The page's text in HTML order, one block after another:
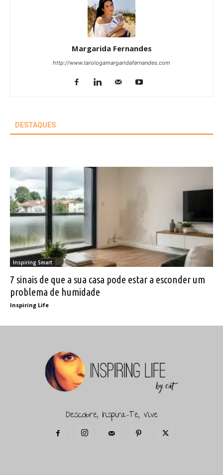
Margarida Fernandes
http://www.tarologamargaridafernandes.com
DESTAQUES
Inspiring Smart
7 sinais de que a sua casa pode estar a esconder um
problema de humidade
Inspiring Life
Descobre, Inspira-Te, Vive